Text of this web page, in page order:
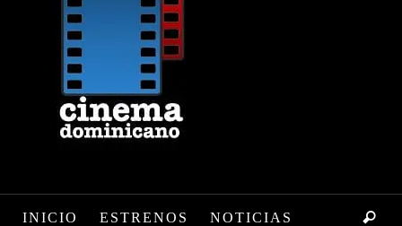
INICIO ESTRENOS NOTICIAS